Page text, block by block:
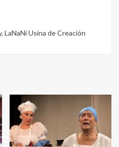
, LaNaNi Usina de Creación